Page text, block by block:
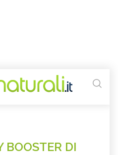
BOOSTER DI